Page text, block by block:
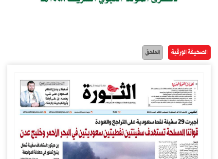
الصحيفة الورقية الملحق